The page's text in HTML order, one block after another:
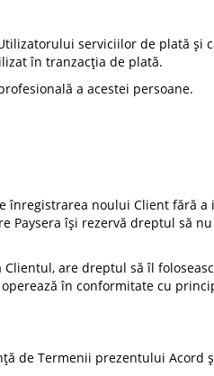
serviciilor de plată și
în tranzacția de plată.
a acestei persoane.
înregistrarea noului Client fără a
Paysera își rezervă dreptul să
are dreptul să îl
în conformitate cu
de Termenii prezentului Acord